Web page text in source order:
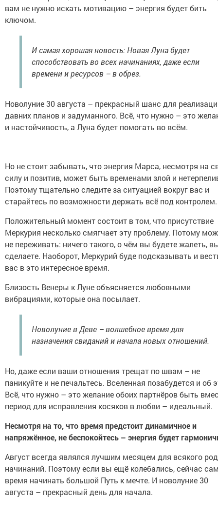
вам не нужно искать мотивацию – энергия будет бить
ключом.
И самая хорошая новость: Новая Луна будет
способствовать во всех начинаниях, даже если
времени и ресурсов – в обрез.
Новолуние 30 августа – прекрасный шанс для
давних планов и задуманного. Всё, что нужно – это
и настойчивость, а Луна будет помогать во всём.
Но не стоит забывать, что энергия Марса, несмотря на
силу и позитив, может быть временами злой и
Поэтому тщательно следите за ситуацией вокруг вас и
старайтесь по возможности держать всё под контролем.
Положительный момент состоит в том, что присутствие
Меркурия несколько смягчает эту проблему. Потому
не переживать: ничего такого, о чём вы будете жалеть,
сделаете. Наоборот, Меркурий буде подсказывать и
вас в это интересное время.
Близость Венеры к Луне объясняется любовными
вибрациями, которые она посылает.
Новолуние в Деве – волшебное время для
назначения свиданий и начала новых отношений.
Но, даже если ваши отношения трещат по швам – не
паникуйте и не печальтесь. Вселенная позабудется и об
Всё, что нужно – это желание обоих партнёров быть
период для исправления косяков в любви – идеальный.
Несмотря на то, что время предстоит динамичное и
напряжённое, не беспокойтесь – энергия будет
Август всегда являлся лучшим месяцем для всякого
начинаний. Поэтому если вы ещё колебались, сейчас
время начинать большой Путь к мечте. И новолуние 30
августа – прекрасный день для начала.